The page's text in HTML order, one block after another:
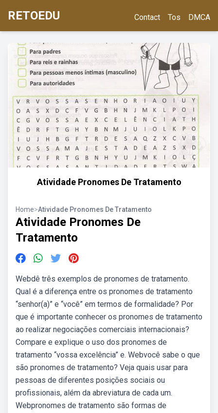
RETOEDU Contact Tos DMCA
Atividade Pronomes De Tratamento
Home>Atividade Pronomes De Tratamento
Atividade Pronomes De
Tratamento
Webdê três exemplos de pronomes de tratamento.
Qual é a diferença entre os pronomes de tratamento
“senhor(a)” e “você” em termos de formalidade? Por
que é importante conhecer os pronomes de tratamento
ao realizar negociações comerciais internacionais?
Compare e explique o uso dos pronomes de
tratamento “vossa excelência” e. Webvocê sabe o que
são pronomes de tratamento? Veja quais usar para
pessoas de diferentes posições sociais ou
profissionais, além da abreviatura de cada um.
Webpronomes de tratamento são formas de